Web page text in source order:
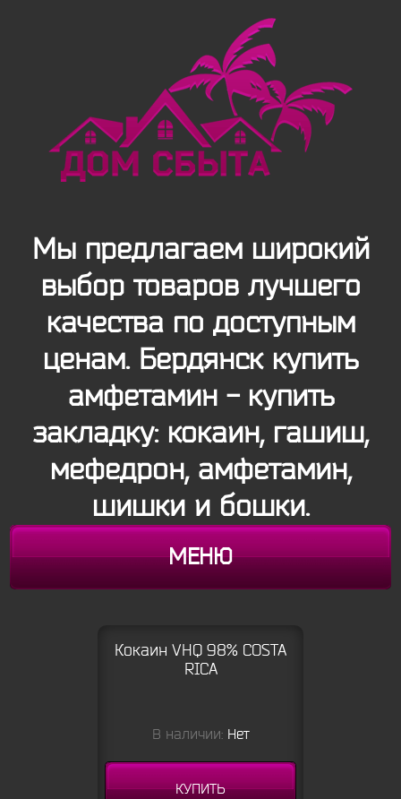
Мы предлагаем широкий
выбор товаров лучшего
качества по доступным
ценам. Бердянск купить
амфетамин - купить
закладку: кокаин, гашиш,
мефедрон, амфетамин,
шишки и бошки.
МЕНЮ
Кокаин VHQ 98% COSTA
RICA
В наличии: Нет
КУПИТЬ